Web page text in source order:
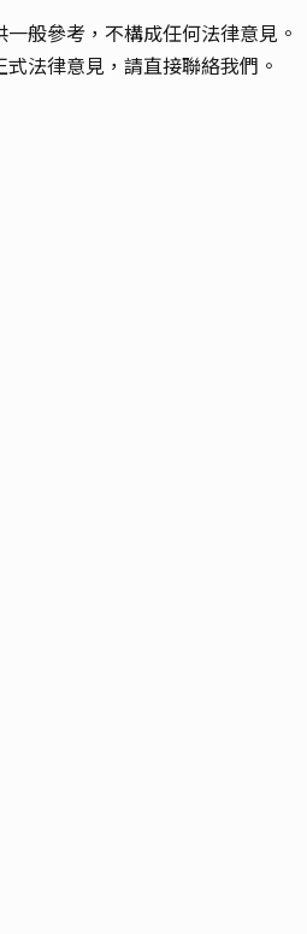
般參考，不構成任何法律意見。
法律意見，請直接聯絡我們。